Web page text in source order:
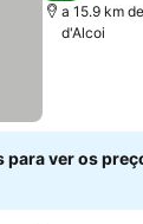
a 15.9 km
d'Alcoi
para ver os